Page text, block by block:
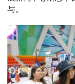
与。